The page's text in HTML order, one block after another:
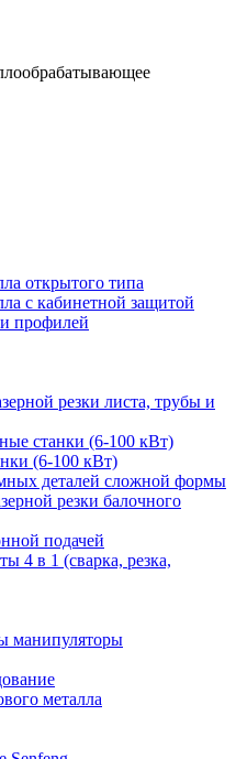
открытого типа
с кабинетной защитой
профилей
резки листа, трубы и
станки (6-100 кВт)
(6-100 кВт)
деталей сложной формы
резки балочного
подачей
4 в 1 (сварка, резка,
манипуляторы
металла